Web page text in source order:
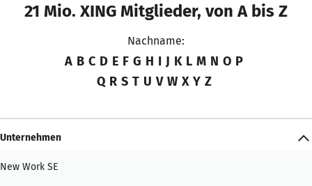
21 Mio. XING Mitglieder, von A bis Z
Nachname:
A B C D E F G H I J K L M N O P
Q R S T U V W X Y Z
Unternehmen
New Work SE